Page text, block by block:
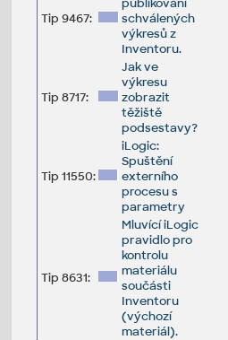
Tip 9467:
publikování
schválených
výkresů z
Inventoru.
Tip 8717:
Jak ve
výkresu
zobrazit
těžiště
podsestavy?
Tip 11550:
iLogic:
Spuštění
externího
procesu s
parametry
Tip 8631:
Mluvící iLogic
pravidlo pro
kontrolu
materiálu
součásti
Inventoru
(výchozí
materiál).